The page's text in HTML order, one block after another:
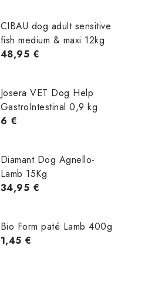
CIBAU dog adult sensitive
fish medium & maxi 12kg
48,95 €
Josera VET Dog Help
GastroIntestinal 0,9 kg
6 €
Diamant Dog Agnello-
Lamb 15Kg
34,95 €
Bio Form paté Lamb 400g
1,45 €